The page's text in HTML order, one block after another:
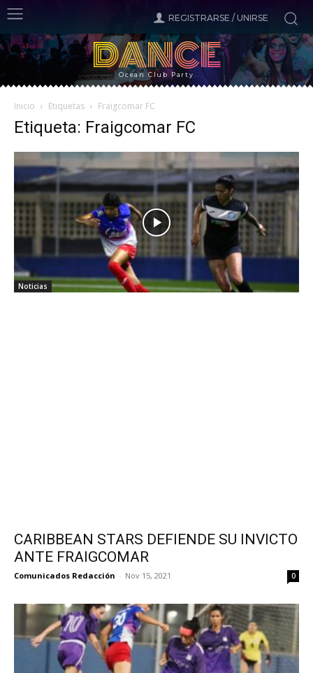
REGISTRARSE / UNIRSE
DANCE
Ocean Club Party
Inicio Etiquetas Fraigcomar FC
Etiqueta: Fraigcomar FC
Noticias
CARIBBEAN STARS DEFIENDE SU INVICTO
ANTE FRAIGCOMAR
Comunicados Redacción - Nov 15, 2021 0